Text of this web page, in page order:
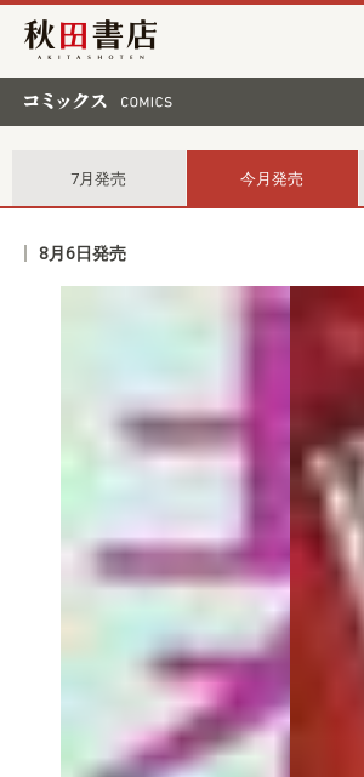
秋田書店
7月発売 今月発売
8月6日発売